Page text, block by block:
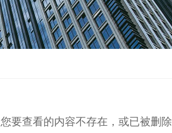
您要查看的内容不存在，或已被删除